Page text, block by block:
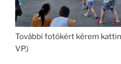
További fotókért kérem
VP.)